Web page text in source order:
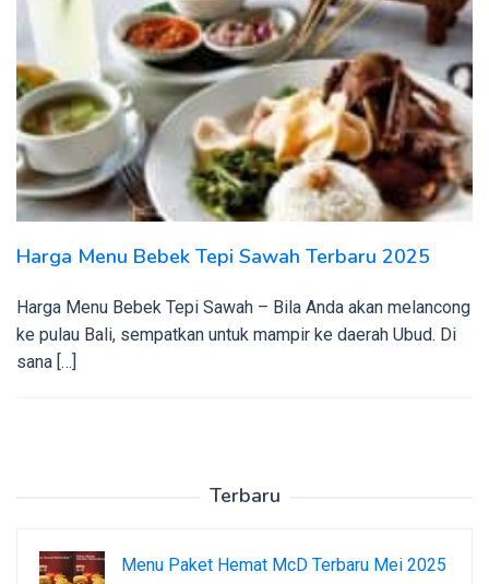
Harga Menu Bebek Tepi Sawah Terbaru 2025
Harga Menu Bebek Tepi Sawah – Bila Anda akan melancong
ke pulau Bali, sempatkan untuk mampir ke daerah Ubud. Di
sana […]
Terbaru
Menu Paket Hemat McD Terbaru Mei 2025